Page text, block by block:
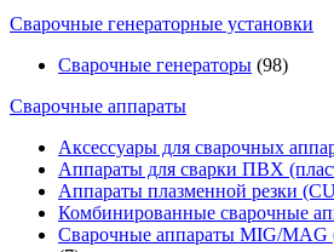
Сварочные генераторные установки
Сварочные генераторы (98)
Сварочные аппараты
Аксессуары для сварочных
Аппараты для сварки ПВХ
Аппараты плазменной резки
Комбинированные сварочные
Сварочные аппараты MIG/MAG